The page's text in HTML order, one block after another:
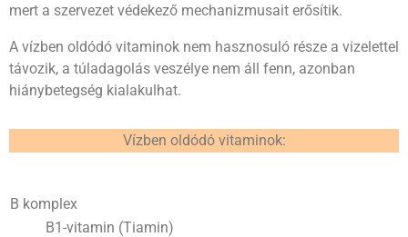
mert a szervezet védekező mechanizmusait erősítik.
A vízben oldódó vitaminok nem hasznosuló része a vizelettel
távozik, a túladagolás veszélye nem áll fenn, azonban
hiánybetegség kialakulhat.
Vízben oldódó vitaminok:
B komplex
B1-vitamin (Tiamin)